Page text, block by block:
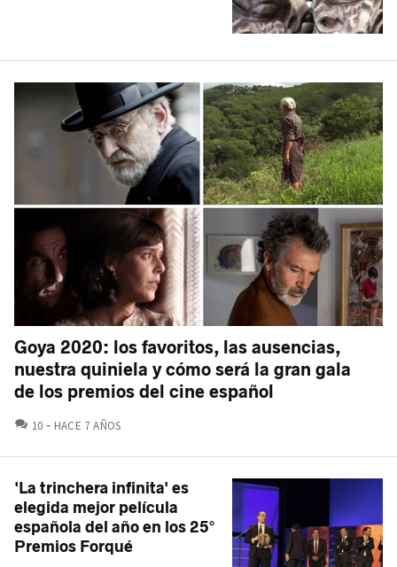
Goya 2020: los favoritos, las ausencias,
nuestra quiniela y cómo será la gran gala
de los premios del cine español
10 COMENTARIOS
HACE 7 AÑOS
'La trinchera infinita' es
elegida mejor película
española del año en los 25°
Premios Forqué